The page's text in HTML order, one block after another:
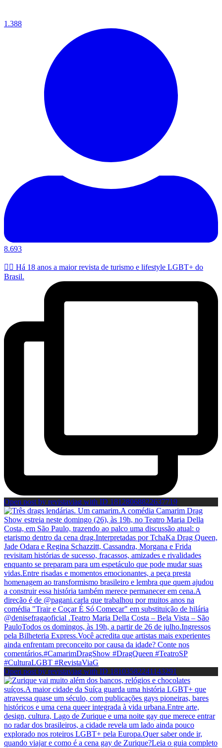
1.388
8.693
🏳️‍🌈 Há 18 anos a maior revista de turismo e lifestyle LGBT+ do
Brasil.
Open post by revistaviag with ID 18128068822637719
Open post by revistaviag with ID 18103582241143291